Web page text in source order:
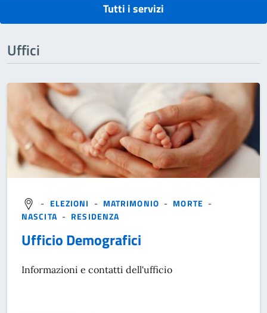
Tutti i servizi
Uffici
- ELEZIONI - MATRIMONIO - MORTE -
NASCITA - RESIDENZA
Ufficio Demografici
Informazioni e contatti dell'ufficio